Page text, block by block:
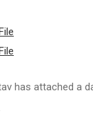
has attached a